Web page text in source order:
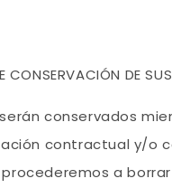
CONSERVACIÓN DE
conservados
contractual y/o
a